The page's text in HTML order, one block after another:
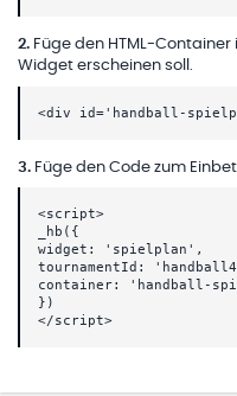
2. Füge den HTML-
Widget erscheinen soll.
<div id='handball-
3. Füge den Code zum
<script>
_hb({
widget: 'spielplan',
tournamentId:
container: 'handball-
})
</script>